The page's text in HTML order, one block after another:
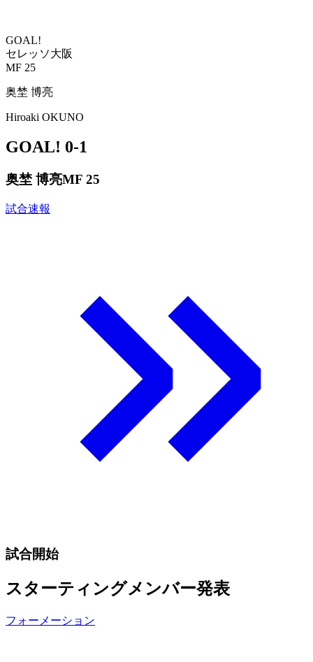
GOAL!
セレッソ大阪
MF 25
奥埜 博亮
Hiroaki OKUNO
GOAL! 0-1
奥埜 博亮MF 25
試合速報
試合開始
スターティングメンバー発表
フォーメーション